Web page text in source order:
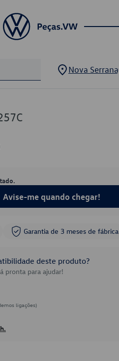
Nova Serrana
Avise-me quando chegar!
Garantia de 3 meses de fábrica
deste produto?
pronta para ajudar!
ligações)